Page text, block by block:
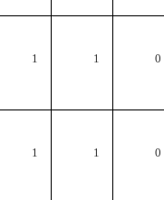
1 1 0
1 1 0